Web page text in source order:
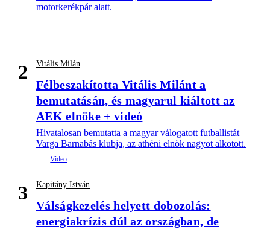
motorkerékpár alatt.
2 Vitális Milán
Félbeszakította Vitális Milánt a
bemutatásán, és magyarul kiáltott az
AEK elnöke + videó
Hivatalosan bemutatta a magyar válogatott futballistát
Varga Barnabás klubja, az athéni elnök nagyot alkotott.
3 Kapitány István
Válságkezelés helyett dobozolás:
energiakrízis dúl az országban, de